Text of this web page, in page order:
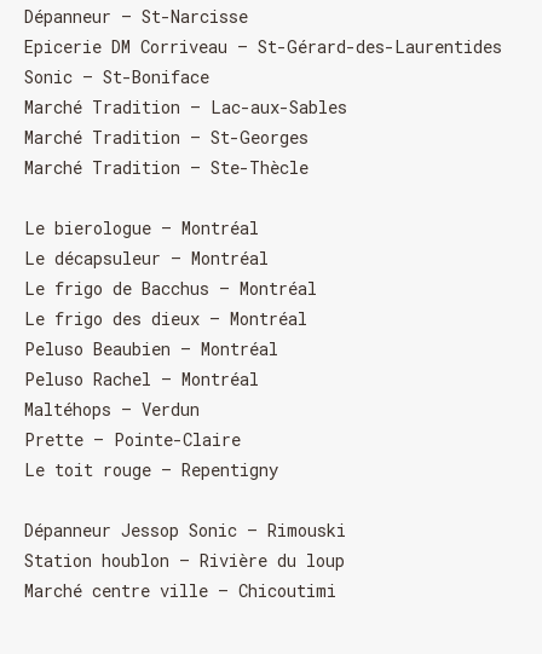
Chargement
Dépanneur – St-Narcisse
Epicerie DM Corriveau – St-Gérard-des-Laurentides
Sonic – St-Boniface
Marché Tradition – Lac-aux-Sables
Marché Tradition – St-Georges
Marché Tradition – Ste-Thècle
Le bierologue – Montréal
Le décapsuleur – Montréal
Le frigo de Bacchus – Montréal
Le frigo des dieux – Montréal
Peluso Beaubien – Montréal
Peluso Rachel – Montréal
Maltéhops – Verdun
Prette – Pointe-Claire
Le toit rouge – Repentigny
Dépanneur Jessop Sonic – Rimouski
Station houblon – Rivière du loup
Marché centre ville – Chicoutimi